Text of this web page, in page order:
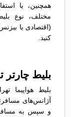
همچنین، با
مختلف، نوع
(اقتصادی یا
کنید.
بلیط
بلیط هواپیما
آژانس‌های
و سپس به